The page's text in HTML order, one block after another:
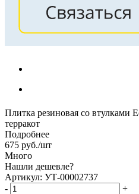
Плитка резиновая со втулками
терракот
Подробнее
675 руб./шт
Много
Нашли дешевле?
Артикул: УТ-00002737
-
+